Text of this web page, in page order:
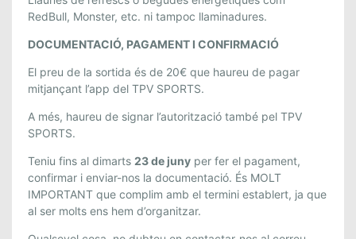
RedBull, Monster, etc. ni tampoc llaminadures.
DOCUMENTACIÓ, PAGAMENT I CONFIRMACIÓ
El preu de la sortida és de 20€ que haureu de pagar
mitjançant l’app del TPV SPORTS.
A més, haureu de signar l’autorització també pel TPV
SPORTS.
Teniu fins al dimarts 23 de juny per fer el pagament,
confirmar i enviar-nos la documentació. És MOLT
IMPORTANT que complim amb el termini establert, ja que
al ser molts ens hem d’organitzar.